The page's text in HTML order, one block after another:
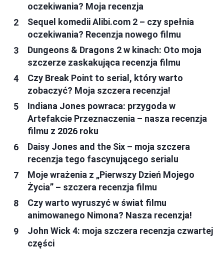
oczekiwania? Moja recenzja
Sequel komedii Alibi.com 2 – czy spełnia
oczekiwania? Recenzja nowego filmu
Dungeons & Dragons 2 w kinach: Oto moja
szczerze zaskakująca recenzja filmu
Czy Break Point to serial, który warto
zobaczyć? Moja szczera recenzja!
Indiana Jones powraca: przygoda w
Artefakcie Przeznaczenia – nasza recenzja
filmu z 2026 roku
Daisy Jones and the Six – moja szczera
recenzja tego fascynującego serialu
Moje wrażenia z „Pierwszy Dzień Mojego
Życia” – szczera recenzja filmu
Czy warto wyruszyć w świat filmu
animowanego Nimona? Nasza recenzja!
John Wick 4: moja szczera recenzja czwartej
części